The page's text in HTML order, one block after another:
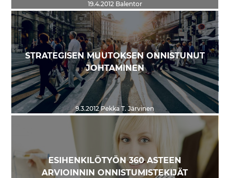
19.4.2012 Balentor
STRATEGISEN MUUTOKSEN ONNISTUNUT
JOHTAMINEN
9.3.2012Pekka T. Järvinen
ESIHENKILÖTYÖN 360 ASTEEN
ARVIOINNIN ONNISTUMISTEKIJÄT